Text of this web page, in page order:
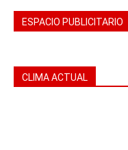
ESPACIO PUBLICITARIO
CLIMA ACTUAL